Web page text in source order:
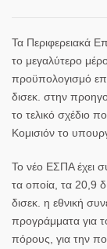
Τα Περιφερειακά
το μεγαλύτερο
προϋπολογισμό
δισεκ. στην
το τελικό σχέδιο
Κομισιόν το
Το νέο ΕΣΠΑ έχει
τα οποία, τα 20,9
δισεκ. η εθνική
προγράμματα για
πόρους, για την